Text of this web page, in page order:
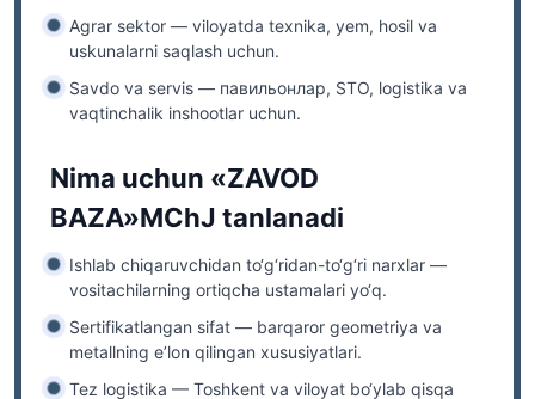
Agrar sektor — viloyatda texnika, yem, hosil va
uskunalarni saqlash uchun.
Savdo va servis — павильонлар, STO, logistika va
vaqtinchalik inshootlar uchun.
Nima uchun «ZAVOD
BAZA»MChJ tanlanadi
Ishlab chiqaruvchidan to‘g‘ridan-to‘g‘ri narxlar —
vositachilarning ortiqcha ustamalari yo‘q.
Sertifikatlangan sifat — barqaror geometriya va
metallning e’lon qilingan xususiyatlari.
Tez logistika — Toshkent va viloyat bo‘ylab qisqa